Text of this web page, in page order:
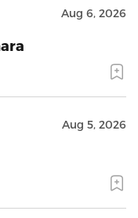
Aug 6, 2026
Aug 5, 2026